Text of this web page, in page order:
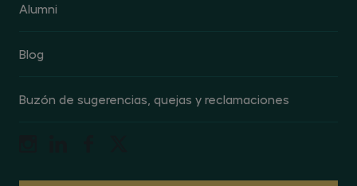
Alumni
Blog
Buzón de sugerencias, quejas y reclamaciones